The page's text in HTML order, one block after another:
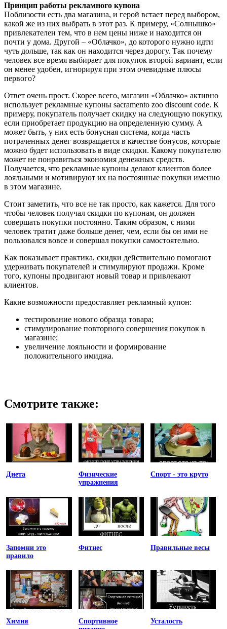
Принцип работы рекламного купона
Поблизости есть два магазина, и герой встает перед выбором,
какой же из них выбрать в этот раз. К примеру, «Солнышко»
привлекателен тем, что в нем цены ниже и находится он
почти у дома. Другой – «Облачко», до которого нужно идти
чуть дольше, так как он находится через дорогу. Так почему
человек все время выбирает для покупок второй вариант, если
он менее удобен, игнорируя при этом очевидные плюсы
первого?
Ответ очень прост. Скорее всего, магазин «Облачко» активно
использует рекламные купоны sacramento zoo discount code. К
примеру, покупатель получает скидку на следующую покупку,
если приобретает продукцию на определенную сумму. А
может быть, у них есть бонусная система, когда часть
потраченных денег возвращается в качестве бонусов, которые
можно будет использовать в виде скидки. Какому покупателю
может не понравиться экономия денежных средств.
Получается, что рекламные купоны делают клиентов более
лояльными и мотивируют их на постоянные покупки именно
в этом магазине.
Стоит заметить, что все не так просто, как кажется. Для того
чтобы человек получал скидки по купонам, он должен
совершать покупки постоянно. Таким образом, с ними
человек тратит даже больше денег, чем, если бы он ими не
пользовался вовсе и совершал покупки самостоятельно.
Как показывает практика, скидки действительно помогают
удерживать покупателей и стимулируют продажи. Кроме
того, купоны продвигают новый товар и привлекают
клиентов.
Какие возможности предоставляет рекламный купон:
тестирование нового образца товара;
стимулирование повторного совершения покупок в
магазине;
увеличение лояльности и формирование
положительного имиджа.
Смотрите также:
Диета
Физические
упражнения
Спорт - это круто
Запомни это
правило
Фитнес Правильные весы
Химия
Спортивное
Усталость